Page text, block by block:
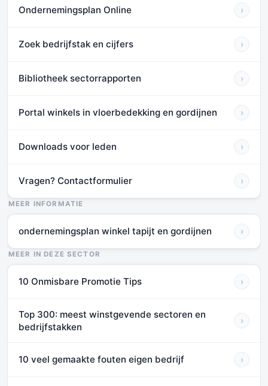
Ondernemingsplan Online ›
Zoek bedrijfstak en cijfers ›
Bibliotheek sectorrapporten ›
Portal winkels in vloerbedekking en gordijnen ›
Downloads voor leden ›
Vragen? Contactformulier ›
MEER INFORMATIE
ondernemingsplan winkel tapijt en gordijnen ›
MEER IN DEZE SECTOR
10 Onmisbare Promotie Tips ›
Top 300: meest winstgevende sectoren en
bedrijfstakken
›
10 veel gemaakte fouten eigen bedrijf ›